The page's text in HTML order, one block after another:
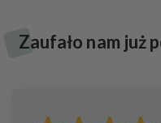
brak ostrych krawędzi
minimalistyczny,
Zaufało nam już